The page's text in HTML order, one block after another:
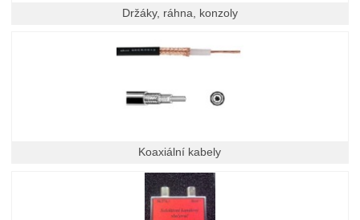
Držáky, ráhna, konzoly
Koaxiální kabely